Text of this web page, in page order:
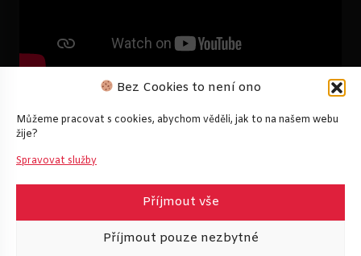
Bez Cookies to není ono
Můžeme pracovat s cookies, abychom věděli, jak to na našem webu
žije?
Spravovat služby
Příjmout vše
Příjmout pouze nezbytné